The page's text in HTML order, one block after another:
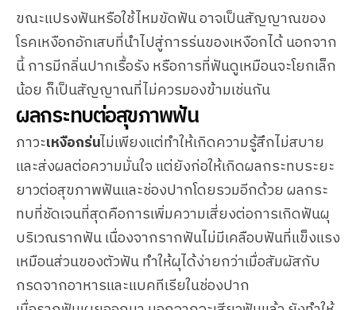
ขณะแปรงฟันหรือใช้ไหมขัดฟัน อาจเป็นสัญญาณของ
โรคเหงือกอักเสบที่นำไปสู่การร่นของเหงือกได้ นอกจาก
นี้ การมีกลิ่นปากเรื้อรัง หรือการที่ฟันดูเหมือนจะโยกเล็ก
น้อย ก็เป็นสัญญาณที่ไม่ควรมองข้ามเช่นกัน
ผลกระทบต่อสุขภาพฟัน
ภาวะเหงือกร่นไม่เพียงแต่ทำให้เกิดความรู้สึกไม่สบาย
และส่งผลต่อความมั่นใจ แต่ยังก่อให้เกิดผลกระทบระยะ
ยาวต่อสุขภาพฟันและช่องปากโดยรวมอีกด้วย ผลกระ
ทบที่ชัดเจนที่สุดคือการเพิ่มความเสี่ยงต่อการเกิดฟันผุ
บริเวณรากฟัน เนื่องจากรากฟันไม่มีเคลือบฟันที่แข็งแรง
เหมือนส่วนของตัวฟัน ทำให้ผุได้ง่ายกว่าเมื่อสัมผัสกับ
กรดจากอาหารและแบคทีเรียในช่องปาก